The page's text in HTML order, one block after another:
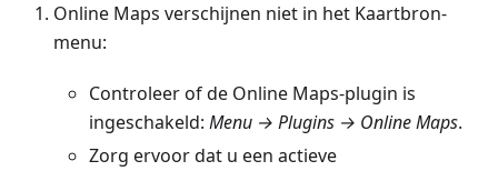
Online Maps verschijnen niet in het Kaartbron-
menu:
Controleer of de Online Maps-plugin is
ingeschakeld: Menu → Plugins → Online Maps.
Zorg ervoor dat u een actieve